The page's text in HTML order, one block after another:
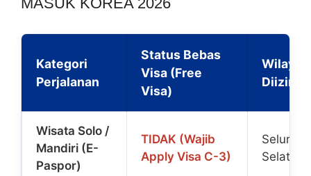
Kategori
Perjalanan
Status Bebas
Visa (Free
Visa)
Wisata Solo /
Mandiri (E-
Paspor)
TIDAK (Wajib
Apply Visa C-3)
Seluruh
Selatan